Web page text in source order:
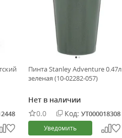
Пинта Stanley Adventure 0.47л
зеленая (10-02282-057)
Нет в наличии
0.0
Код: УТ000018308
Уведомить